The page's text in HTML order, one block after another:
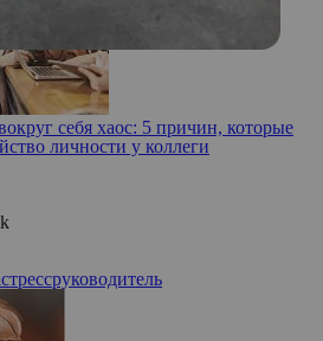
себя хаос: 5 причин, которые
личности у коллеги
стрессруководитель